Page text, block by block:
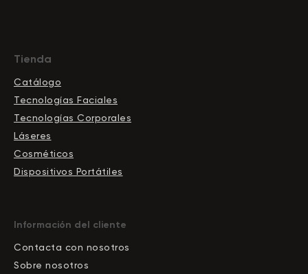
Tienda
Catálogo
Tecnologías Faciales
Tecnologías Corporales
Láseres
Cosméticos
Dispositivos Portátiles
Información del cliente
Contacta con nosotros
Sobre nosotros